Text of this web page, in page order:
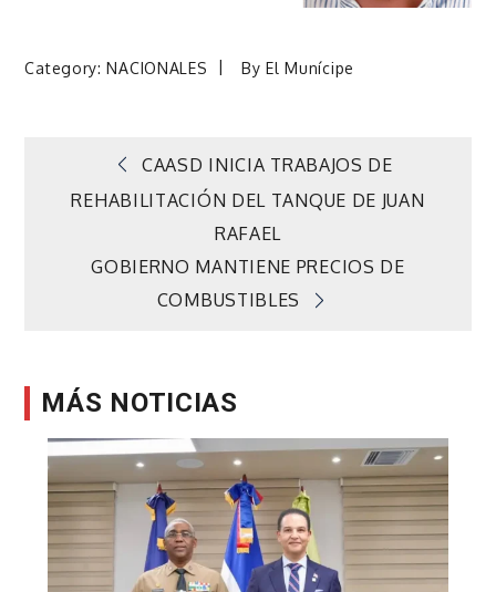
Category:NACIONALES ByEl Munícipe
Navegación
entradas
CAASD INICIA TRABAJOS DE
REHABILITACIÓN DEL TANQUE DE JUAN
RAFAEL
GOBIERNO MANTIENE PRECIOS DE
COMBUSTIBLES
MÁS NOTICIAS